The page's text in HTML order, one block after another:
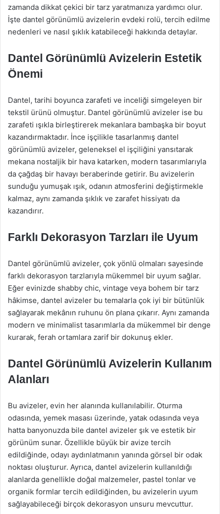
zamanda dikkat çekici bir tarz yaratmanıza yardımcı olur.
İşte dantel görünümlü avizelerin evdeki rolü, tercih edilme
nedenleri ve nasıl şıklık katabileceği hakkında detaylar.
Dantel Görünümlü Avizelerin Estetik
Önemi
Dantel, tarihi boyunca zarafeti ve inceliği simgeleyen bir
tekstil ürünü olmuştur. Dantel görünümlü avizeler ise bu
zarafeti ışıkla birleştirerek mekanlara bambaşka bir boyut
kazandırmaktadır. İnce işçilikle tasarlanmış dantel
görünümlü avizeler, geleneksel el işçiliğini yansıtarak
mekana nostaljik bir hava katarken, modern tasarımlarıyla
da çağdaş bir havayı beraberinde getirir. Bu avizelerin
sunduğu yumuşak ışık, odanın atmosferini değiştirmekle
kalmaz, aynı zamanda şıklık ve zarafet hissiyatı da
kazandırır.
Farklı Dekorasyon Tarzları ile Uyum
Dantel görünümlü avizeler, çok yönlü olmaları sayesinde
farklı dekorasyon tarzlarıyla mükemmel bir uyum sağlar.
Eğer evinizde shabby chic, vintage veya bohem bir tarz
hâkimse, dantel avizeler bu temalarla çok iyi bir bütünlük
sağlayarak mekânın ruhunu ön plana çıkarır. Aynı zamanda
modern ve minimalist tasarımlarla da mükemmel bir denge
kurarak, ferah ortamlara zarif bir dokunuş ekler.
Dantel Görünümlü Avizelerin Kullanım
Alanları
Bu avizeler, evin her alanında kullanılabilir. Oturma
odasında, yemek masası üzerinde, yatak odasında veya
hatta banyonuzda bile dantel avizeler şık ve estetik bir
görünüm sunar. Özellikle büyük bir avize tercih
edildiğinde, odayı aydınlatmanın yanında görsel bir odak
noktası oluşturur. Ayrıca, dantel avizelerin kullanıldığı
alanlarda genellikle doğal malzemeler, pastel tonlar ve
organik formlar tercih edildiğinden, bu avizelerin uyum
sağlayabileceği birçok dekorasyon unsuru mevcuttur.